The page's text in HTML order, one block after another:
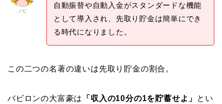
ノビ
自動振替や自動入金がスタンダードな機能
として導入され、先取り貯金は簡単にでき
る時代になりました。
この二つの名著の違いは先取り貯金の割合。
バビロンの大富豪は 「収入の10分の1を貯蓄せよ」
とい